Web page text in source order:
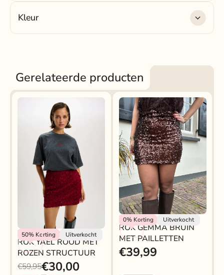
Kleur
Gerelateerde producten
50% Korting Uitverkocht
Refined Department
ROK YAEL ROOD MET
ROZEN STRUCTUUR
€59,95€30,00
0%Korting Uitverkocht
Rokjeklokje
ROK GEMMA BRUIN
MET PAILLETTEN
€39,99